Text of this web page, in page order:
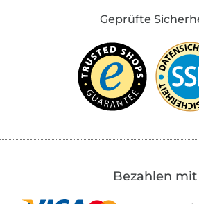
Geprüfte
Bezahlen mit